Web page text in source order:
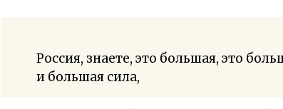
Россия, знаете, это большая, это
и большая сила,